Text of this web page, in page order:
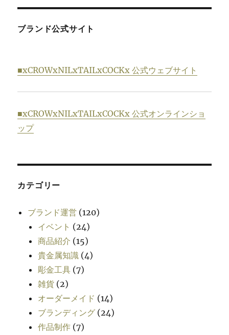
ブランド公式サイト
■xCROWxNILxTAILxCOCKx 公式ウェブサイト
■xCROWxNILxTAILxCOCKx 公式オンラインショ
ップ
カテゴリー
ブランド運営 (120)
イベント (24)
商品紹介 (15)
貴金属知識 (4)
彫金工具 (7)
雑貨 (2)
オーダーメイド (14)
ブランディング (24)
作品制作 (7)